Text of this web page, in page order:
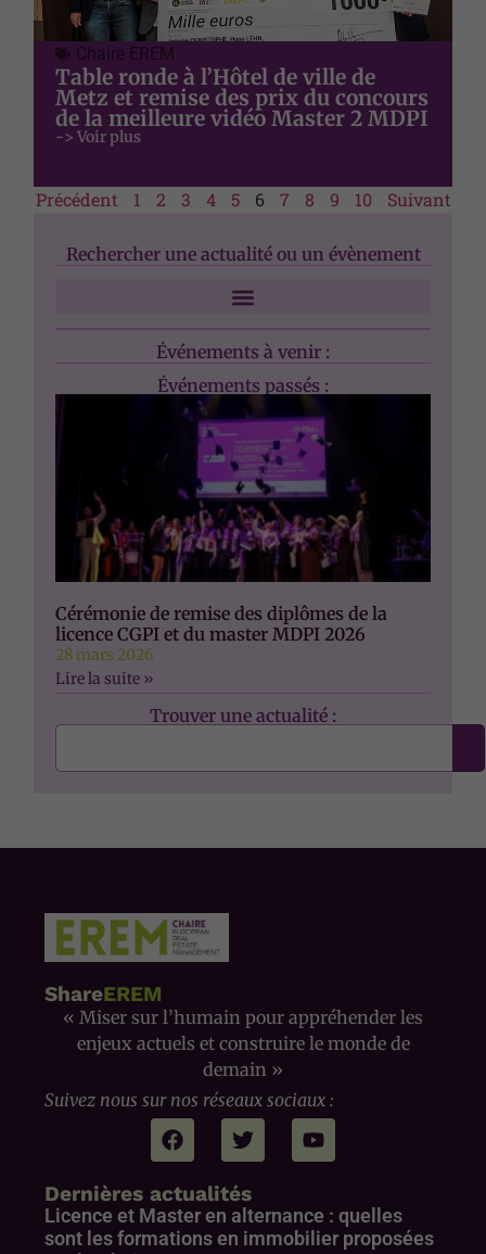
Chaire EREM
Table ronde à l’Hôtel de ville de
Metz et remise des prix du concours
de la meilleure vidéo Master 2 MDPI
-> Voir plus
Précédent 1 2 3 4 5 6 7 8 9 10 Suivant
Rechercher une actualité ou un évènement
Événements à venir :
Événements passés :
Cérémonie de remise des diplômes de la
licence CGPI et du master MDPI 2026
28 mars 2026
Lire la suite »
Trouver une actualité :
ShareEREM
« Miser sur l’humain pour appréhender les
enjeux actuels et construire le monde de
demain »
Suivez nous sur nos réseaux sociaux :
Dernières actualités
Licence et Master en alternance : quelles
sont les formations en immobilier proposées
Afin que notre
site Web
aussi bien que
possible lors
de votre
cookies,
certaines
disparaîtront
du site Web.
Marketing
En partageant
votre intérêt et
comportement
lorsque vous
visitez notre
site, vous
augmentez les
chances de
voir du
contenu et
des offres
personnalisés.